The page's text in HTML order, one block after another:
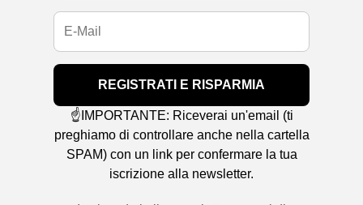
REGISTRATI E RISPARMIA
☝️IMPORTANTE: Riceverai un'email (ti
preghiamo di controllare anche nella cartella
SPAM) con un link per confermare la tua
iscrizione alla newsletter.